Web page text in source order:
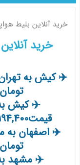
خرید آنلاین بلیط
خرید
قیمت194,400 تومان???? خرید آنلاین ()